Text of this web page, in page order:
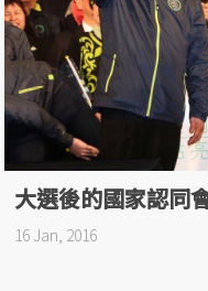
大選後的國家認同
16 Jan, 2016